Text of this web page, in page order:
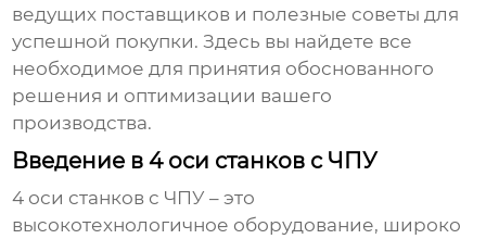
ведущих поставщиков и полезные советы для
успешной покупки. Здесь вы найдете все
необходимое для принятия обоснованного
решения и оптимизации вашего
производства.
Введение в 4 оси станков с ЧПУ
4 оси станков с ЧПУ – это
высокотехнологичное оборудование, широко